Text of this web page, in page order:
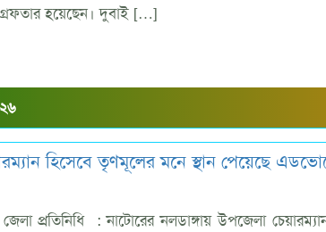
হয়েছেন। দুবাই […]
হিসেবে তৃণমূলের মনে স্থান পেয়েছে
প্রতিনিধি : নাটোরের নলডাঙ্গায় উপজেলা